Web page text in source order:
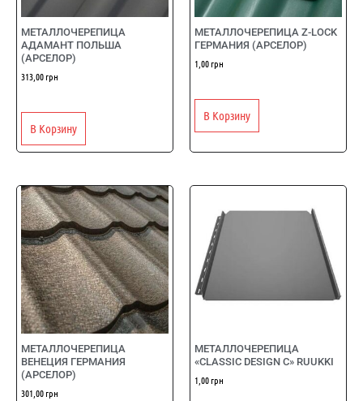
МЕТАЛЛОЧЕРЕПИЦА
АДАМАНТ ПОЛЬША
(АРСЕЛОР)
313,00грн
В Корзину
МЕТАЛЛОЧЕРЕПИЦА Z-LOCK
ГЕРМАНИЯ (АРСЕЛОР)
1,00грн
В Корзину
МЕТАЛЛОЧЕРЕПИЦА
ВЕНЕЦИЯ ГЕРМАНИЯ
(АРСЕЛОР)
301,00грн
МЕТАЛЛОЧЕРЕПИЦА
«CLASSIC DESIGN C» RUUKKI
1,00грн